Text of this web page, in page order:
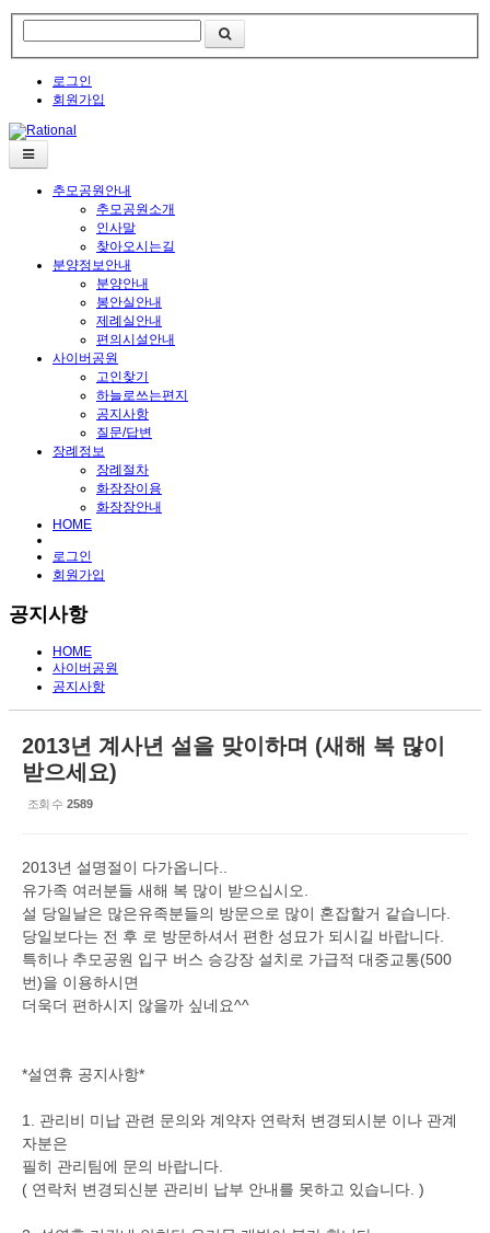
로그인
회원가입
추모공원안내
추모공원소개
인사말
찾아오시는길
분양정보안내
분양안내
봉안실안내
제례실안내
편의시설안내
사이버공원
고인찾기
하늘로쓰는편지
공지사항
질문/답변
장례정보
장례절차
화장장이용
화장장안내
HOME
로그인
회원가입
공지사항
HOME
사이버공원
공지사항
2013년 계사년 설을 맞이하며 (새해 복 많이
받으세요)
조회 수 2589
2013년 설명절이 다가옵니다..
유가족 여러분들 새해 복 많이 받으십시오.
설 당일날은 많은유족분들의 방문으로 많이 혼잡할거 같습니다.
당일보다는 전 후 로 방문하셔서 편한 성묘가 되시길 바랍니다.
특히나 추모공원 입구 버스 승강장 설치로 가급적 대중교통(500
번)을 이용하시면
더욱더 편하시지 않을까 싶네요^^
*설연휴 공지사항*
1. 관리비 미납 관련 문의와 계약자 연락처 변경되시분 이나 관계
자분은
필히 관리팀에 문의 바랍니다.
( 연락처 변경되신분 관리비 납부 안내를 못하고 있습니다. )